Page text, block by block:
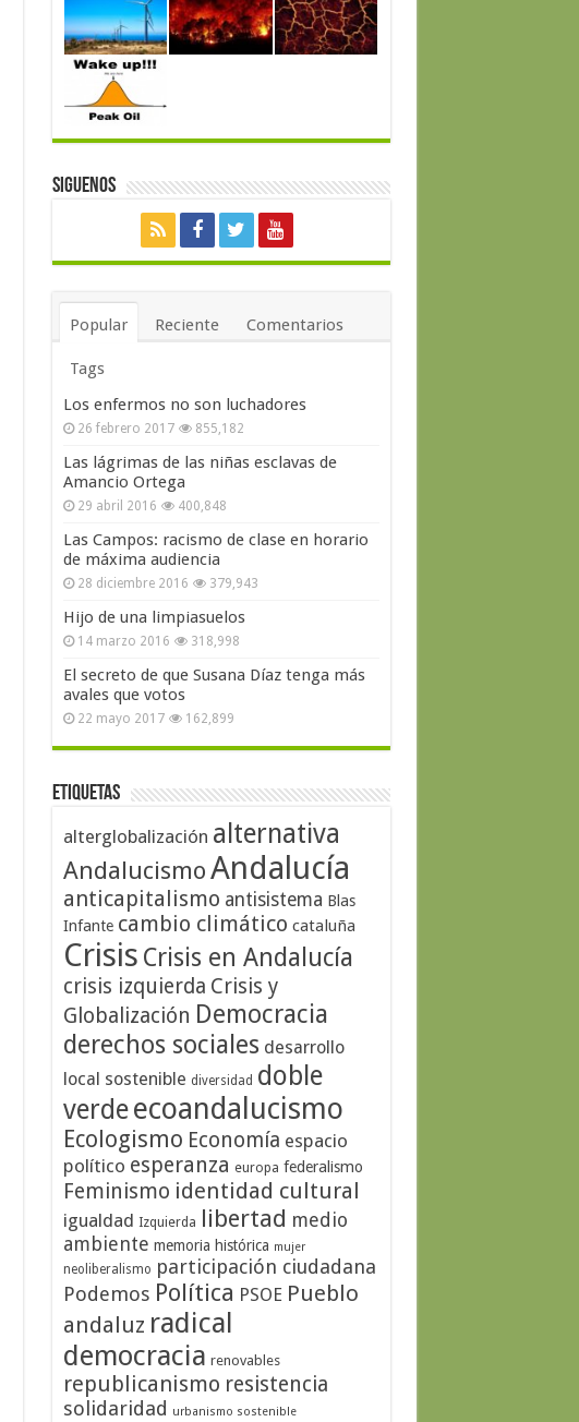
Siguenos
Popular Reciente Comentarios
Tags
Los enfermos no son luchadores
26 febrero 2017 855,182
Las lágrimas de las niñas esclavas de
Amancio Ortega
29 abril 2016 400,848
Las Campos: racismo de clase en horario
de máxima audiencia
28 diciembre 2016 379,943
Hijo de una limpiasuelos
14 marzo 2016 318,998
El secreto de que Susana Díaz tenga más
avales que votos
22 mayo 2017 162,899
Etiquetas
alterglobalización alternativa
AndalucismoAndalucía
anticapitalismo antisistema Blas
Infante cambio climático cataluña
Crisis Crisis en Andalucía
crisis izquierda Crisis y
Globalización Democracia
derechos sociales desarrollo
local sostenible diversidad doble
verdeecoandalucismo
Ecologismo Economía espacio
político esperanza europa federalismo
Feminismo identidad cultural
igualdad Izquierda libertad medio
ambiente memoria histórica mujer
neoliberalismo participación ciudadana
Podemos Política PSOE Pueblo
andaluz radical
democracia renovables
republicanismo resistencia
solidaridad urbanismo sostenible